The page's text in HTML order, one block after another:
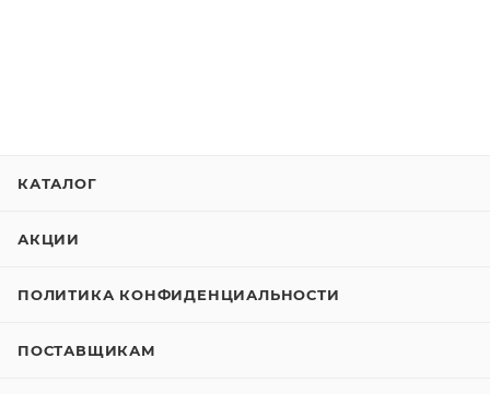
КАТАЛОГ
АКЦИИ
ПОЛИТИКА КОНФИДЕНЦИАЛЬНОСТИ
ПОСТАВЩИКАМ